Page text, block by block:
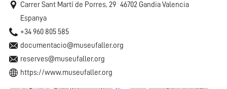
Carrer Sant Martí de Porres, 29 46702 Gandia Valencia
Espanya
+34 960 805 585
documentacio@museufaller.org
reserves@museufaller.org
https://www.museufaller.org